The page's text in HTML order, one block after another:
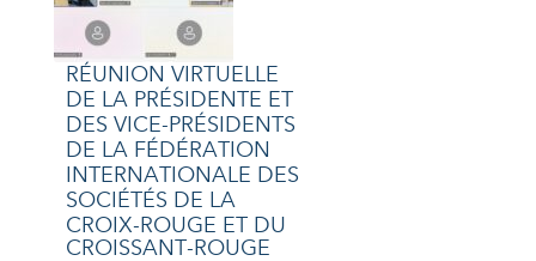
RÉUNION VIRTUELLE
DE LA PRÉSIDENTE ET
DES VICE-PRÉSIDENTS
DE LA FÉDÉRATION
INTERNATIONALE DES
SOCIÉTÉS DE LA
CROIX-ROUGE ET DU
CROISSANT-ROUGE